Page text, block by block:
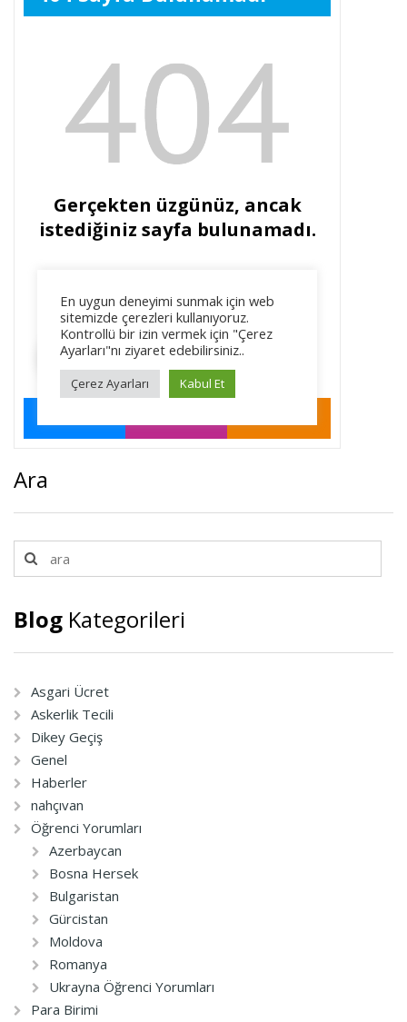
Ara
Blog Kategorileri
Asgari Ücret
Askerlik Tecili
Dikey Geçiş
Genel
Haberler
nahçıvan
Öğrenci Yorumları
Azerbaycan
Bosna Hersek
Bulgaristan
Gürcistan
Moldova
Romanya
Ukrayna Öğrenci Yorumları
Para Birimi